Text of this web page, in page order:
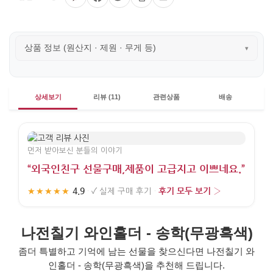
상품 정보 (원산지 · 제원 · 무게 등) ▾
상세보기 리뷰 (11) 관련상품 배송
먼저 받아보신 분들의 이야기
“외국인친구 선물구매,제품이 고급지고 이쁘네요.”
★★★★★ 4.9 · ✓ 실제 구매 후기 · 후기 모두 보기 ›
나전칠기 와인홀더 - 송학(무광흑색)
좀더 특별하고 기억에 남는 선물을 찾으신다면 나전칠기 와
인홀더 - 송학(무광흑색)을 추천해 드립니다.